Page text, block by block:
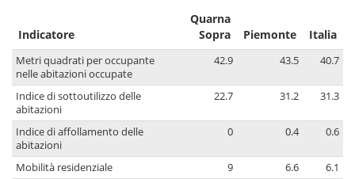
Indicatore
Quarna
Sopra
Piemonte Italia
Metri quadrati per occupante
nelle abitazioni occupate
42.9 43.5 40.7
Indice di sottoutilizzo delle
abitazioni
22.7 31.2 31.3
Indice di affollamento delle
abitazioni
0 0.4 0.6
Mobilità residenziale 9 6.6 6.1